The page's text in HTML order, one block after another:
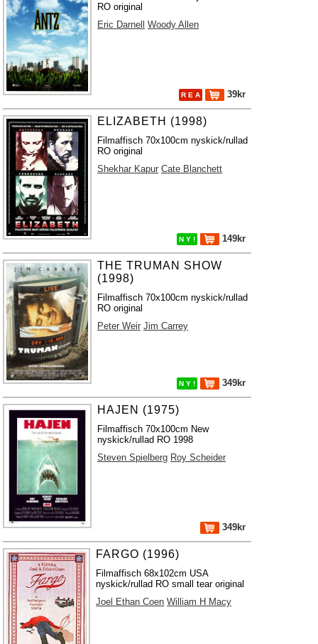
RO original
Eric Darnell
Woody Allen
R E A 39kr
ELIZABETH (1998)
Filmaffisch 70x100cm nyskick/rullad
RO original
Shekhar Kapur Cate Blanchett
N Y ! 149kr
THE TRUMAN SHOW
(1998)
Filmaffisch 70x100cm nyskick/rullad
RO original
Peter Weir Jim Carrey
N Y ! 349kr
HAJEN (1975)
Filmaffisch 70x100cm New
nyskick/rullad RO 1998
Steven Spielberg Roy Scheider
349kr
FARGO (1996)
Filmaffisch 68x102cm USA
nyskick/rullad RO small tear original
Joel Ethan Coen William H Macy